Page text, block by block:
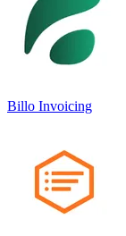
Billo Invoicing